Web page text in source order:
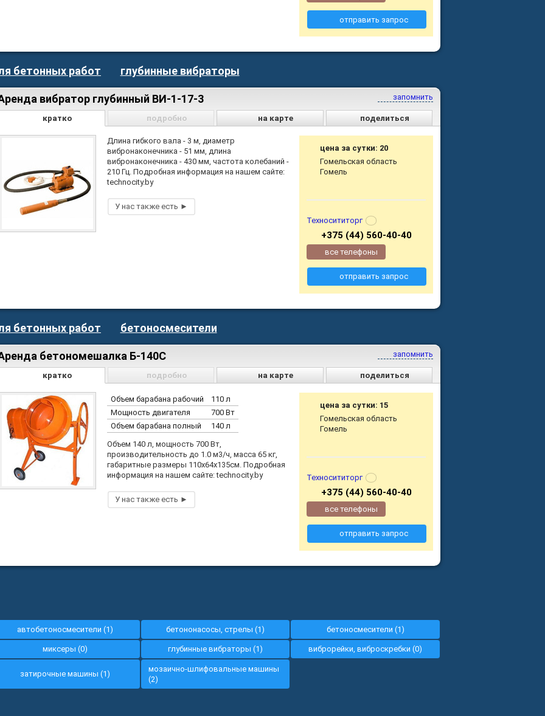
отправить запрос
бетонных работ глубинные вибраторы
запомнить
вибратор глубинный ВИ-1-17-3
кратко подробно на карте поделиться
Длина гибкого вала - 3 м, диаметр
вибронаконечника - 51 мм, длина
вибронаконечника - 430 мм, частота колебаний -
210 Гц. Подробная информация на нашем сайте:
technocity.by
цена за сутки: 20
Гомельская область
Гомель
Техносититорг
+375 (44) 560-40-40
все телефоны
отправить запрос
бетонных работ бетоносмесители
запомнить
бетономешалка Б-140С
кратко подробно на карте поделиться
Объем барабана рабочий
110 л
Мощность двигателя
700 Вт
Объем барабана полный
140 л
Объем 140 л, мощность 700 Вт,
производительность до 1.0 м3/ч, масса 65 кг,
габаритные размеры 110х64х135см. Подробная
информация на нашем сайте: technocity.by
цена за сутки: 15
Гомельская область
Гомель
Техносититорг
+375 (44) 560-40-40
все телефоны
отправить запрос
автобетоносмесители (1) бетононасосы, стрелы (1) бетоносмесители (1)
миксеры (0) глубинные вибраторы (1) виброрейки, виброскребки (0)
затирочные машины (1)
мозаично-шлифовальные машины
(2)